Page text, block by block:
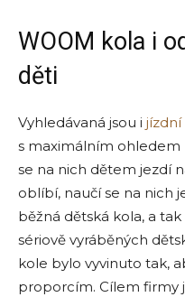
WOOM kola i
děti
Vyhledávaná jsou i jízdní
s maximálním ohledem
se na nich dětem jezdí
oblíbí, naučí se na nich
běžná dětská kola, a
sériově vyráběných
kole bylo vyvinuto tak,
proporcím. Cílem firmy